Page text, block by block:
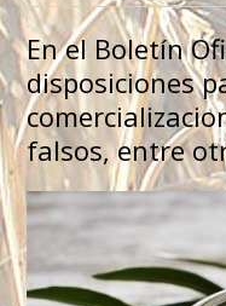
En el Boletín
disposiciones
falsos, entre